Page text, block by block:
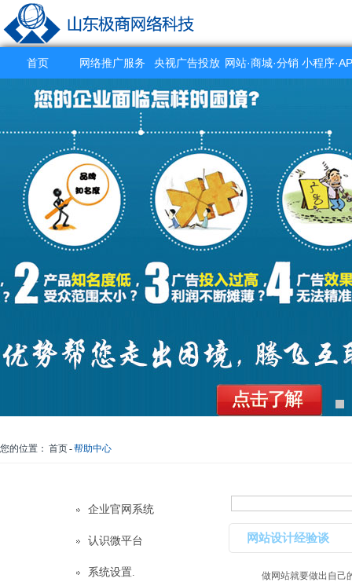
首页 网络推广服务 央视广告投放 网站·商城·分销
系统
小程序
您的位置： 首页-帮助中心
企业官网系统
认识微平台
系统设置.
网站设计经验谈
做网站就要做出自己